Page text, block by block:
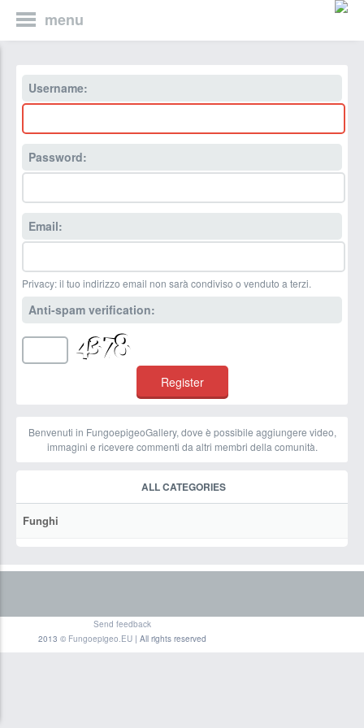
menu
Username:
Password:
Email:
Privacy: il tuo indirizzo email non sarà condiviso o venduto a terzi.
Anti-spam verification:
Benvenuti in FungoepigeoGallery, dove è possibile aggiungere video,
immagini e ricevere commenti da altri membri della comunità.
ALL CATEGORIES
Funghi
Send feedback
2013 © Fungoepigeo.EU| All rights reserved